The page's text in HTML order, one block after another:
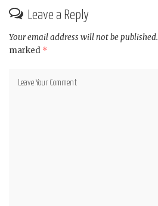
Leave a Reply
Your email address will not be published.
marked *